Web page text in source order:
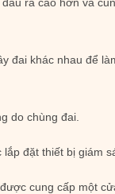
khác nhau để
do chùng đai.
đặt thiết bị giám
cung cấp một